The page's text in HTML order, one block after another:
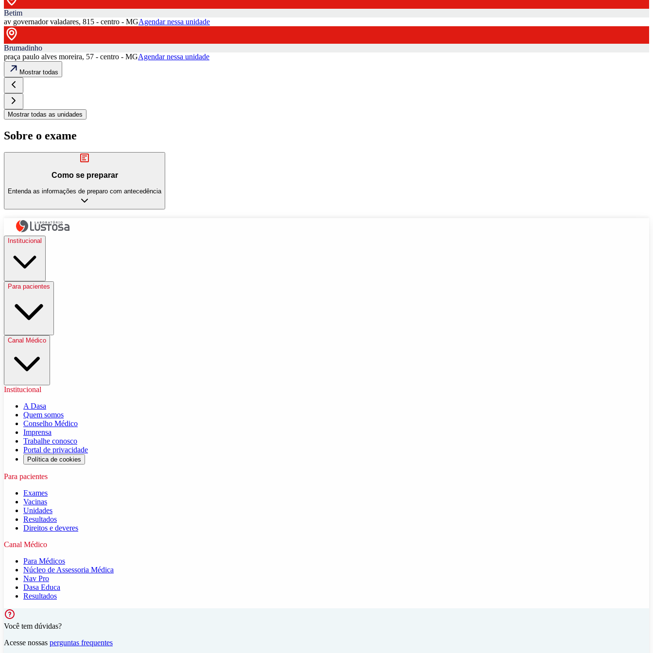
Betim
av governador valadares, 815 - centro - MGAgendar nessa unidade
Brumadinho
praça paulo alves moreira, 57 - centro - MGAgendar nessa unidade
Mostrar todas
Mostrar todas as unidades
Sobre o exame
Como se preparar
Entenda as informações de preparo com antecedência
Institucional
Para pacientes
Canal Médico
Institucional
A Dasa
Quem somos
Conselho Médico
Imprensa
Trabalhe conosco
Portal de privacidade
Política de cookies
Para pacientes
Exames
Vacinas
Unidades
Resultados
Direitos e deveres
Canal Médico
Para Médicos
Núcleo de Assessoria Médica
Nav Pro
Dasa Educa
Resultados
Você tem dúvidas?
Acesse nossas perguntas frequentes